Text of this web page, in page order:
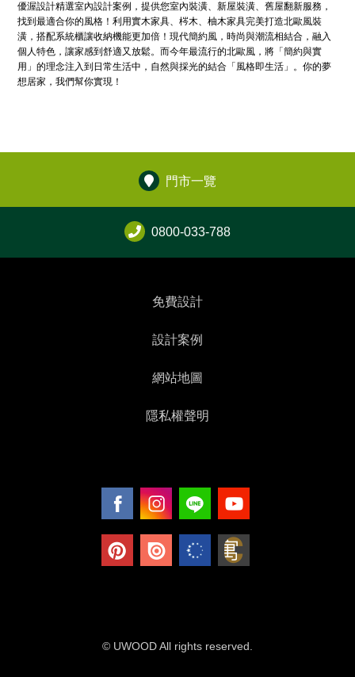
優渥設計精選室內設計案例，提供您室內裝潢、新屋裝潢、舊屋翻新服務，
找到最適合你的風格！利用實木家具、梣木、柚木家具完美打造北歐風裝
潢，搭配系統櫃讓收納機能更加倍！現代簡約風，時尚與潮流相結合，融入
個人特色，讓家感到舒適又放鬆。而今年最流行的北歐風，將「簡約與實
用」的理念注入到日常生活中，自然與採光的結合「風格即生活」。你的夢
想居家，我們幫你實現！
門市一覽
0800-033-788
免費設計
設計案例
網站地圖
隱私權聲明
© UWOOD All rights reserved.